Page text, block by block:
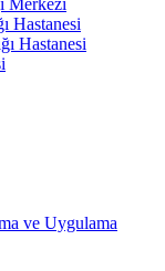
Hastanesi
Hastanesi
ve Uygulama